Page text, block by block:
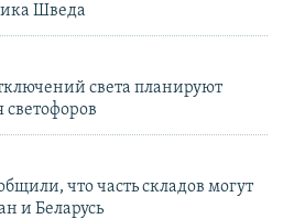
Шведа
света планируют
светофоров
что часть складов могут
и Беларусь